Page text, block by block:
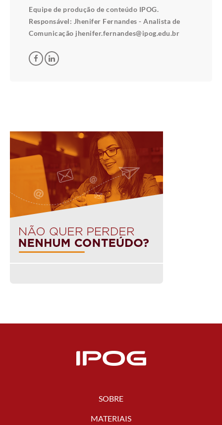
Equipe de produção de conteúdo IPOG.
Responsável: Jhenifer Fernandes - Analista de
Comunicação jhenifer.fernandes@ipog.edu.br
SOBRE
MATERIAIS